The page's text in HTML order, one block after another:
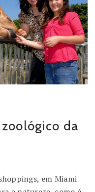
da
em Miami